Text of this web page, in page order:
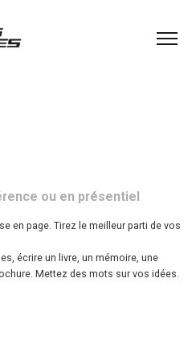
ou en présentiel
en page. Tirez le meilleur parti de vos
écrire un livre, un mémoire, une
Mettez des mots sur vos idées.